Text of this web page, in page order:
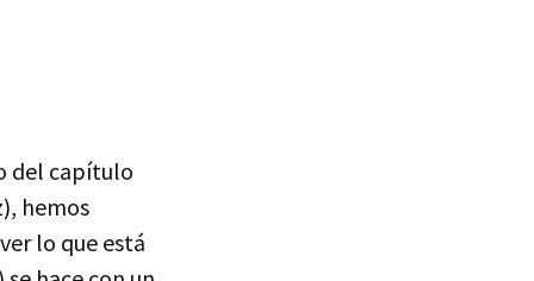
del capítulo
hemos
lo que está